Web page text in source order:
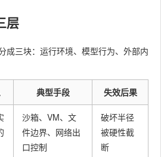
层
成三块：运行环境、模型行为、外部内
典型手段 失效后果
沙箱、VM、文
件边界、网络出
口控制
破坏半径
被硬性截
断